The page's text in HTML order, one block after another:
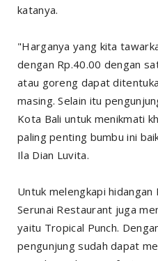
katanya.
"Harganya yang kita
dengan Rp.40.00 dengan
atau goreng dapat
masing. Selain itu
Kota Bali untuk menikmati
paling penting bumbu ini
Ila Dian Luvita.
Untuk melengkapi hidangan
Serunai Restaurant juga
yaitu Tropical Punch.
pengunjung sudah dapat